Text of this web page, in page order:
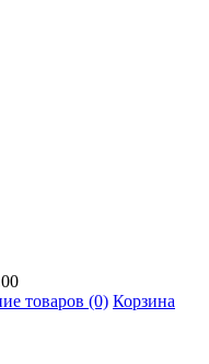
товаров (0) Корзина